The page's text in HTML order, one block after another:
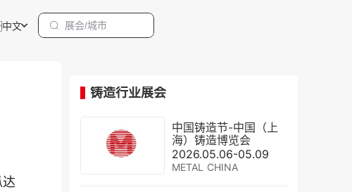
中文
铸造行业展会
中国铸造节-中国（上
海）铸造博览会
2026.05.06-05.09
METAL CHINA